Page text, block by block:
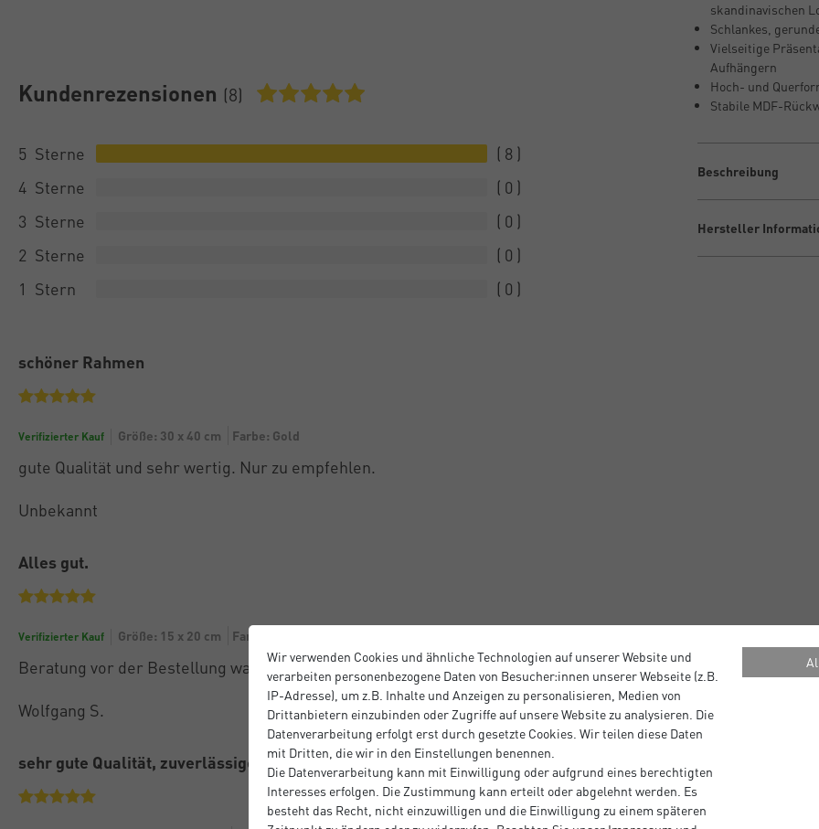
Kundenrezensionen (8)
5
8
4
0
3
0
2
0
1
0
schöner Rahmen
Verifizierter Kauf Größe: 30 x 40 cm Farbe: Gold
gute Qualität und sehr wertig. Nur zu empfehlen.
Unbekannt
Alles gut.
Verifizierter Kauf Größe: 15 x 20 cm Farbe: Schwarz
Beratung vor der Bestellung war super. Ebenso die gelieferten Bilderrahmen.
Wolfgang S.
sehr gute Qualität, zuverlässige Lieferung!
skandinavischen
Schlankes,
Vielseitige
Aufhängern
Hoch- und
Stabile MDF-
Beschreibung
Hersteller
Wir verwenden Cookies und ähnliche Technologien auf unserer Website und
verarbeiten personenbezogene Daten von Besucher:innen unserer Webseite (z.B.
IP-Adresse), um z.B. Inhalte und Anzeigen zu personalisieren, Medien von
Drittanbietern einzubinden oder Zugriffe auf unsere Website zu analysieren. Die
Datenverarbeitung erfolgt erst durch gesetzte Cookies. Wir teilen diese Daten
mit Dritten, die wir in den Einstellungen benennen.
Die Datenverarbeitung kann mit Einwilligung oder aufgrund eines berechtigten
Interesses erfolgen. Die Zustimmung kann erteilt oder abgelehnt werden. Es
besteht das Recht, nicht einzuwilligen und die Einwilligung zu einem späteren